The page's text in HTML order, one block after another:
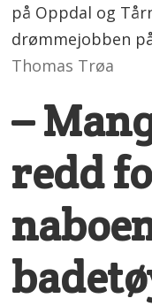
på Oppdal og
drømmejobben
Thomas Trøa
–
redd